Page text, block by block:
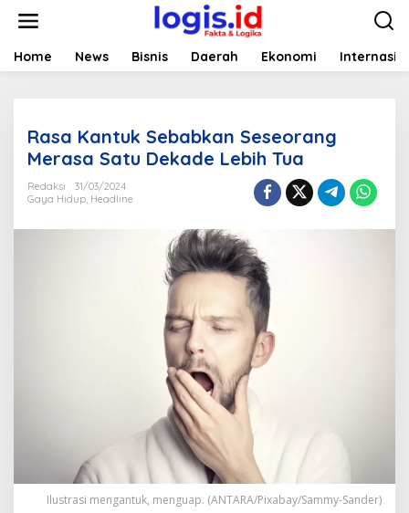
t
Home News Bisnis Daerah Ekonomi
Rasa Kantuk Sebabkan Seseorang
Merasa Satu Dekade Lebih Tua
Redaksi
31/03/2024
Gaya Hidup, Headline
Ilustrasi mengantuk, menguap. (ANTARA/Pixabay/Sammy-Sander)